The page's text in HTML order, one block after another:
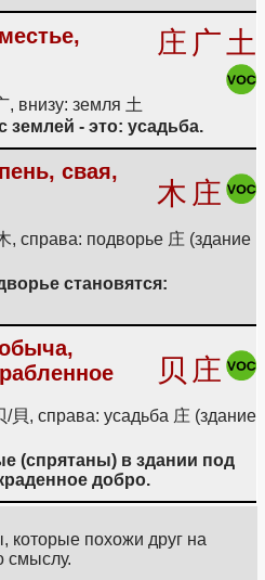
庄 广 土
внизу: земля 土
землей - это: усадьба.
свая,
木 庄
, справа: подворье 庄 (здание
становятся:
贝 庄
貝, справа: усадьба 庄 (здание
(спрятаны) в здании под
добро.
которые похожи друг на
смыслу.